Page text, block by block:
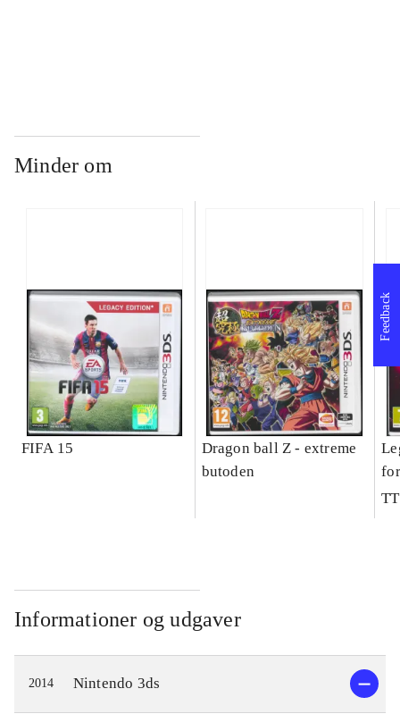
Minder om
FIFA 15
Dragon ball Z - extreme
butoden
Informationer og udgaver
2014 Nintendo 3ds
Feedback